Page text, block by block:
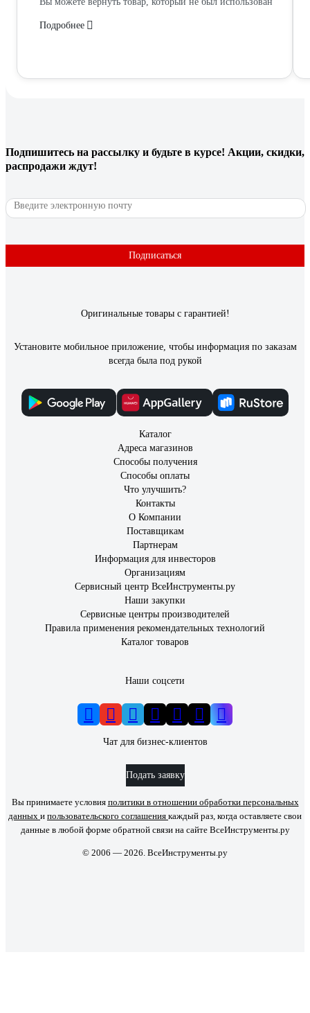
Подробнее
Подпишитесь на рассылку и будьте в курсе! Акции, скидки,
распродажи ждут!
Подписаться
Оригинальные товары с гарантией!
Установите мобильное приложение, чтобы информация по заказам
всегда была под рукой
Каталог
Адреса магазинов
Способы получения
Способы оплаты
Что улучшить?
Контакты
О Компании
Поставщикам
Партнерам
Информация для инвесторов
Организациям
Сервисный центр ВсеИнструменты.ру
Наши закупки
Сервисные центры производителей
Правила применения рекомендательных технологий
Каталог товаров
Наши соцсети
Чат для бизнес-клиентов
Подать заявку
Вы принимаете условия политики в отношении обработки персональных
данных и пользовательского соглашения каждый раз, когда оставляете свои
данные в любой форме обратной связи на сайте ВсеИнструменты.ру
© 2006 — 2026. ВсеИнструменты.ру